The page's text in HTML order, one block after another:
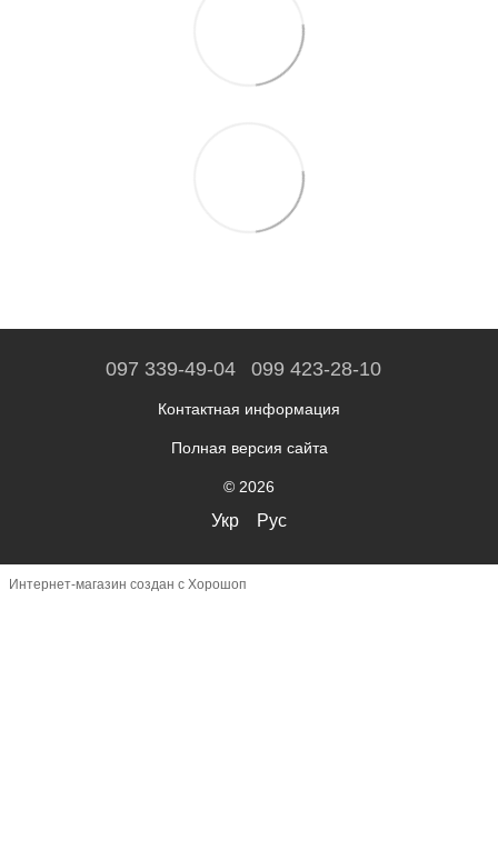
097 339-49-04 099 423-28-10
Контактная информация
Полная версия сайта
© 2026
Укр Рус
Интернет-магазин создан с Хорошоп